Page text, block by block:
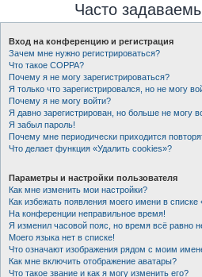
Часто
Вход на конференцию и регистрация
Зачем мне нужно регистрироваться?
Что такое COPPA?
Почему я не могу зарегистрироваться?
Я только что зарегистрировался, но не могу
Почему я не могу войти?
Я давно зарегистрирован, но больше не могу
Я забыл пароль!
Почему мне периодически приходится
Что делает функция «Удалить cookies»?
Параметры и настройки пользователя
Как мне изменить мои настройки?
Как избежать появления моего имени в
На конференции неправильное время!
Я изменил часовой пояс, но время всё равно
Моего языка нет в списке!
Что означают изображения рядом с моим
Как мне включить отображение аватары?
Что такое звание и как я могу изменить его?